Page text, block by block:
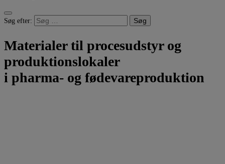
Søg efter:
Materialer til procesudstyr og
produktionslokaler
i pharma- og fødevareproduktion